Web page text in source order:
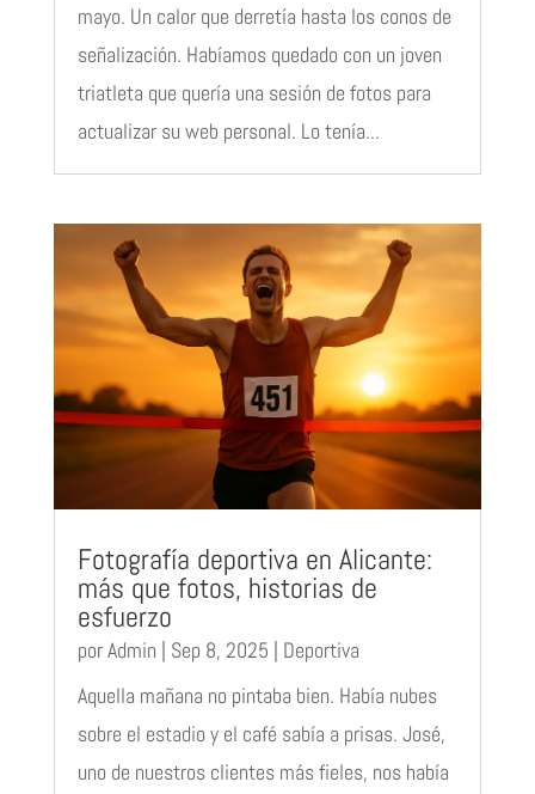
mayo. Un calor que derretía hasta los conos de
señalización. Habíamos quedado con un joven
triatleta que quería una sesión de fotos para
actualizar su web personal. Lo tenía...
Fotografía deportiva en Alicante:
más que fotos, historias de
esfuerzo
porAdmin | Sep 8, 2025 | Deportiva
Aquella mañana no pintaba bien. Había nubes
sobre el estadio y el café sabía a prisas. José,
uno de nuestros clientes más fieles, nos había